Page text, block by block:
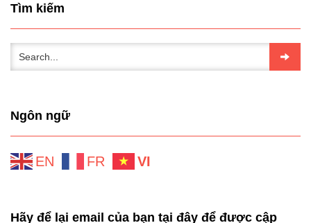
Tìm kiếm
Ngôn ngữ
EN FR VI
Hãy để lại email của bạn tại đây để được cập